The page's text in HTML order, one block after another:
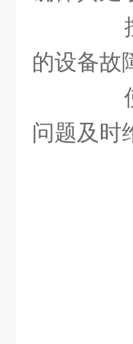
按
的设备故
使
问题及时